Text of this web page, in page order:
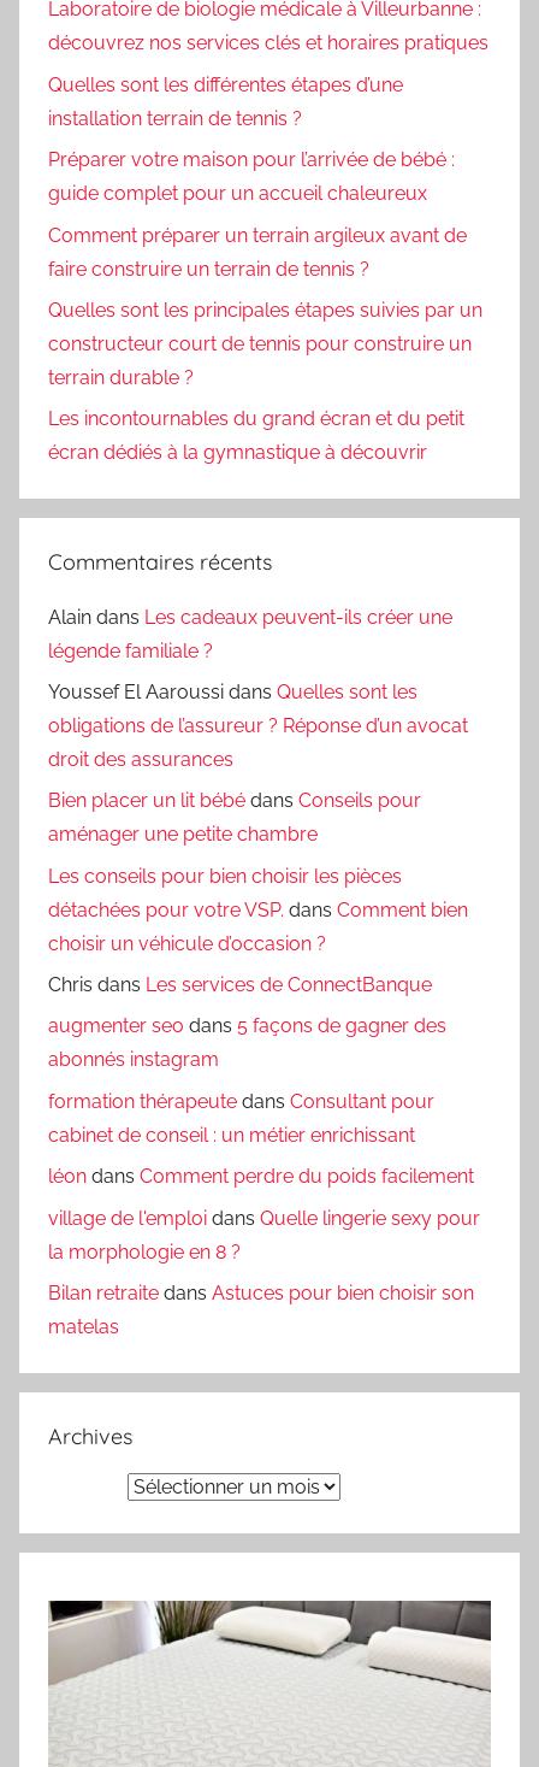
Laboratoire de biologie médicale à Villeurbanne :
découvrez nos services clés et horaires pratiques
Quelles sont les différentes étapes d’une
installation terrain de tennis ?
Préparer votre maison pour l’arrivée de bébé :
guide complet pour un accueil chaleureux
Comment préparer un terrain argileux avant de
faire construire un terrain de tennis ?
Quelles sont les principales étapes suivies par un
constructeur court de tennis pour construire un
terrain durable ?
Les incontournables du grand écran et du petit
écran dédiés à la gymnastique à découvrir
Commentaires récents
Alain dans Les cadeaux peuvent-ils créer une
légende familiale ?
Youssef El Aaroussi dans Quelles sont les
obligations de l’assureur ? Réponse d’un avocat
droit des assurances
Bien placer un lit bébé dans Conseils pour
aménager une petite chambre
Les conseils pour bien choisir les pièces
détachées pour votre VSP. dans Comment bien
choisir un véhicule d’occasion ?
Chris dans Les services de ConnectBanque
augmenter seo dans 5 façons de gagner des
abonnés instagram
formation thérapeute dans Consultant pour
cabinet de conseil : un métier enrichissant
léon dans Comment perdre du poids facilement
village de l'emploi dans Quelle lingerie sexy pour
la morphologie en 8 ?
Bilan retraite dans Astuces pour bien choisir son
matelas
Archives